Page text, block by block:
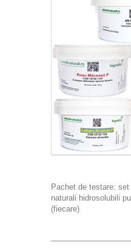
WEBSITE-URILE
POLITICA DE
POLITICA COOKIES
CONTACT
HOME
Pachet de testare:
naturali hidrosolubili
(fiecare)